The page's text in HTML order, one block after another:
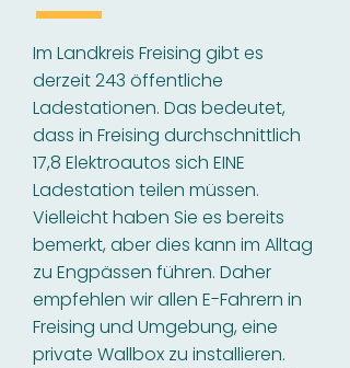
Im Landkreis Freising gibt es
derzeit 243 öffentliche
Ladestationen. Das bedeutet,
dass in Freising durchschnittlich
17,8 Elektroautos sich EINE
Ladestation teilen müssen.
Vielleicht haben Sie es bereits
bemerkt, aber dies kann im Alltag
zu Engpässen führen. Daher
empfehlen wir allen E-Fahrern in
Freising und Umgebung, eine
private Wallbox zu installieren.